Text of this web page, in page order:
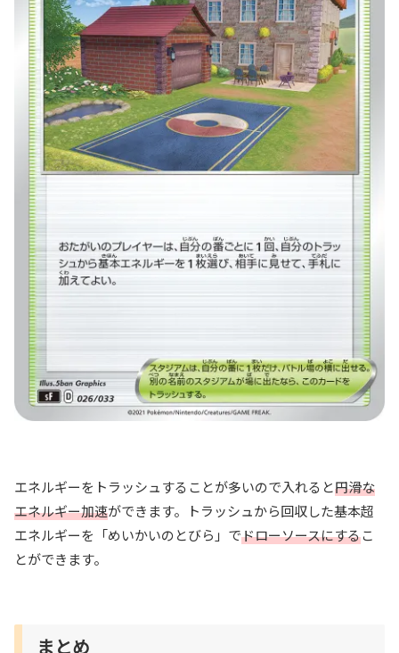
エネルギーをトラッシュすることが多いので入れると円滑な
エネルギー加速ができます。トラッシュから回収した基本超
エネルギーを「めいかいのとびら」でドローソースにするこ
とができます。
まとめ